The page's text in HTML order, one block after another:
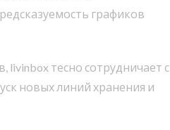
графиков
тесно сотрудничает с
новых линий хранения и